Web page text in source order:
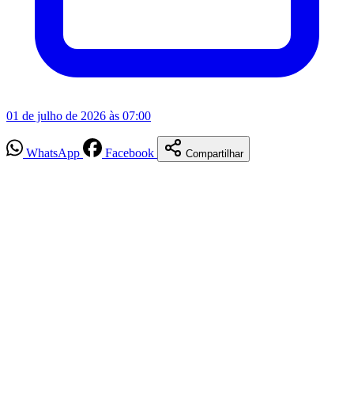
01 de julho de 2026 às 07:00
WhatsApp Facebook Compartilhar